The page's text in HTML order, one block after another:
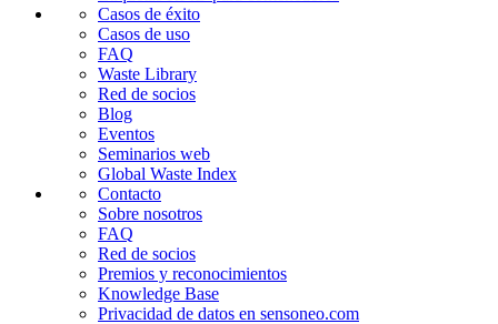
Casos de éxito
Casos de uso
FAQ
Waste Library
Red de socios
Blog
Eventos
Seminarios web
Global Waste Index
Contacto
Sobre nosotros
FAQ
Red de socios
Premios y reconocimientos
Knowledge Base
Privacidad de datos en sensoneo.com